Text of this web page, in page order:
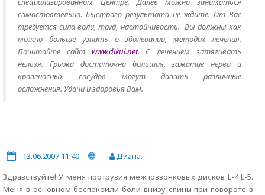
самостоятельно. Быстрого результата не ждите. От Вас
требуется сила воли, труд, настойчивость. Вы должны как
можно больше узнать о зболевании, методах лечения.
Почитайте сайт www.dikul.net. С лечением затягивать
нельзя. Грыжа достаточна большая, зажатие нерва и
кровеносных сосудов могут давать различные
осложнения. Удачи и здоровья Вам.
13.06.2007 11:40 -
Диана.
Здравствуйте! У меня протрузия межпозвонковых дисков L-4 L-5.
Меня в основном беспокоили боли внизу спины при повороте в